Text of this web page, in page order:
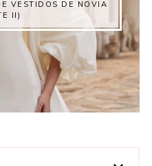
VESTIDOS DE NOVIA
II)